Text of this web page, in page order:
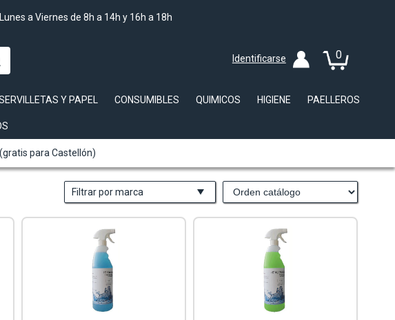
Lunes a Viernes de 8h a 14h y 16h a 18h
0
Identificarse
Y PAPEL CONSUMIBLES QUIMICOS HIGIENE PAELLEROS
para Castellón)
Filtrar por marca